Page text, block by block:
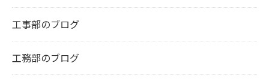
工事部のブログ
工務部のブログ